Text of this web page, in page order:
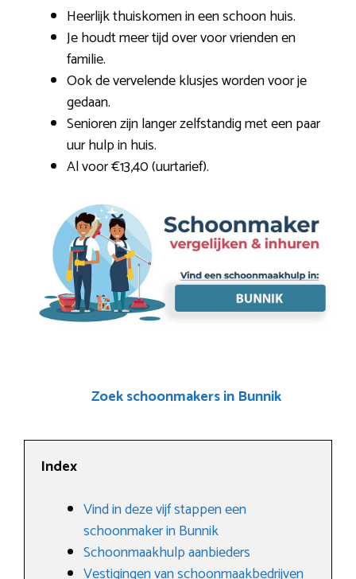
Heerlijk thuiskomen in een schoon huis.
Je houdt meer tijd over voor vrienden en
familie.
Ook de vervelende klusjes worden voor je
gedaan.
Senioren zijn langer zelfstandig met een paar
uur hulp in huis.
Al voor €13,40 (uurtarief).
Zoek schoonmakers in Bunnik
Index
Vind in deze vijf stappen een
schoonmaker in Bunnik
Schoonmaakhulp aanbieders
Vestigingen van schoonmaakbedrijven